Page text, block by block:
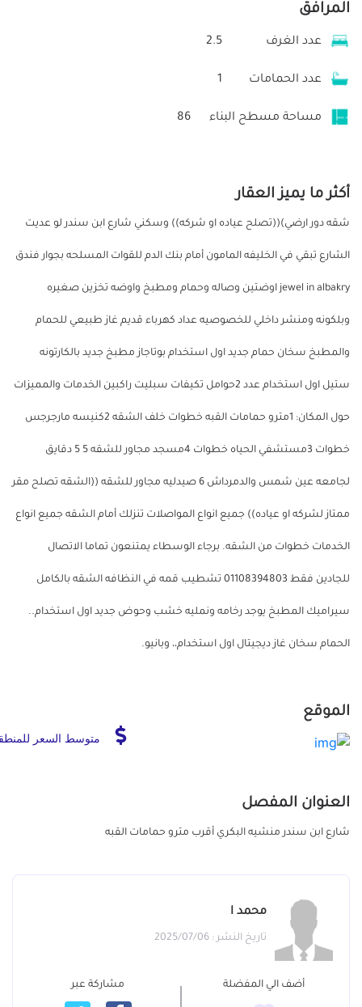
المرافق
عدد الغرف 2.5
عدد الحمامات 1
مساحة مسطح البناء 86
أكثر ما يميز العقار
شقه دور ارضي)((تصلح عياده او شركه)) وسكني شارع ابن سندر لو عديت
الشارع تبقي في الخليفه المامون أمام بنك الدم للقوات المسلحه بجوار فندق
jewel in albakry اوضتين وصاله وحمام ومطبخ واوضه تخزين صغيره
وبلكونه ومنشر داخلي للخصوصيه عداد كهرباء قديم غاز طبيعي للحمام
والمطبخ سخان حمام جديد اول استخدام بوتاجاز مطبخ جديد بالكارتونه
ستيل اول استخدام عدد 2حوامل تكيفات سبليت راكبين الخدمات والمميزات
حول المكان: 1مترو حمامات القبه خطوات خلف الشقه 2كنيسه مارجرجس
خطوات 3مستشفي الحياه خطوات 4مسجد مجاور للشقه 5 5 دقايق
لجامعه عين شمس والدمرداش 6 صيدليه مجاور للشقه ((الشقه تصلح مقر
ممتاز لشركه او عياده)) جميع انواع المواصلات تنزلك أمام الشقه جميع انواع
الخدمات خطوات من الشقه. برجاء الوسطاء يمتنعون تماما الاتصال
للجادين فقط 01108394803 تشطيب قمه في النظافه الشقه بالكامل
سيراميك المطبخ يوجد رخامه ونمليه خشب وحوض جديد اول استخدام..
الحمام سخان غاز ديجيتال اول استخدام،، وبانيو.
الموقع
متوسط السعر
العنوان المفصل
شارع ابن سندر منشيه البكري أقرب مترو حمامات القبه
محمد ا
تاريخ النشر : 2025/07/06
أضف الي المفضلة مشاركة عبر